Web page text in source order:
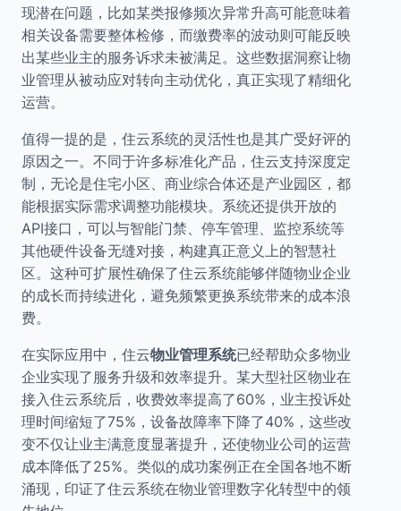
现潜在问题，比如某类报修频次异常升高可能意味着
相关设备需要整体检修，而缴费率的波动则可能反映
出某些业主的服务诉求未被满足。这些数据洞察让物
业管理从被动应对转向主动优化，真正实现了精细化
运营。
值得一提的是，住云系统的灵活性也是其广受好评的
原因之一。不同于许多标准化产品，住云支持深度定
制，无论是住宅小区、商业综合体还是产业园区，都
能根据实际需求调整功能模块。系统还提供开放的
API接口，可以与智能门禁、停车管理、监控系统等
其他硬件设备无缝对接，构建真正意义上的智慧社
区。这种可扩展性确保了住云系统能够伴随物业企业
的成长而持续进化，避免频繁更换系统带来的成本浪
费。
在实际应用中，住云物业管理系统已经帮助众多物业
企业实现了服务升级和效率提升。某大型社区物业在
接入住云系统后，收费效率提高了60%，业主投诉处
理时间缩短了75%，设备故障率下降了40%，这些改
变不仅让业主满意度显著提升，还使物业公司的运营
成本降低了25%。类似的成功案例正在全国各地不断
涌现，印证了住云系统在物业管理数字化转型中的领